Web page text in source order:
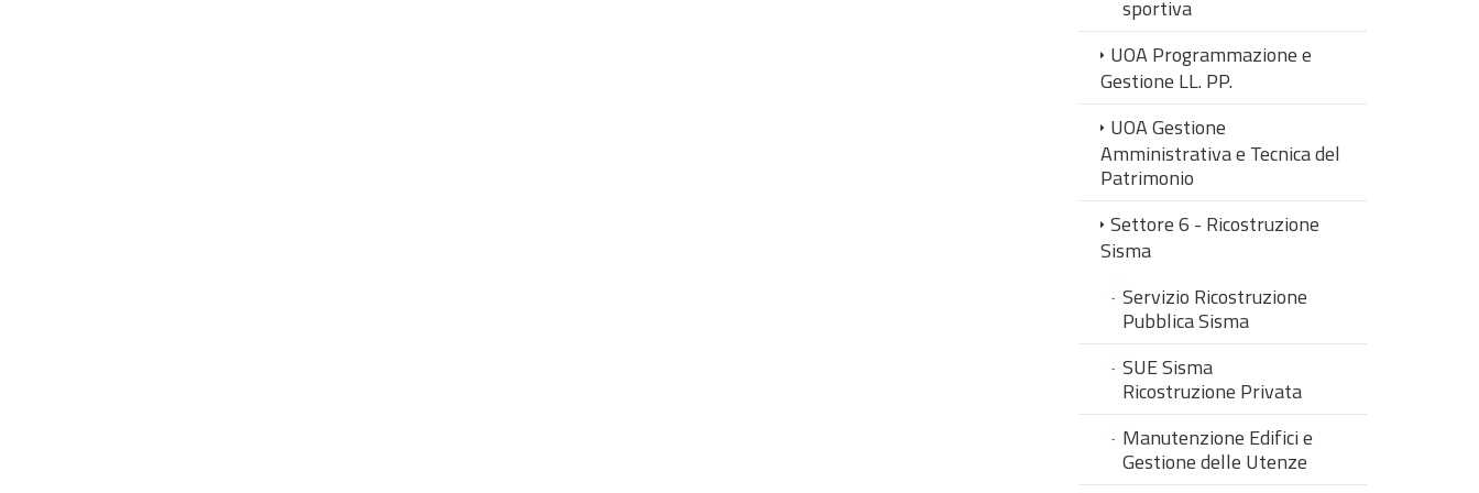
sportiva
UOA Programmazione e
Gestione LL. PP.
UOA Gestione
Amministrativa e Tecnica del
Patrimonio
Settore 6 - Ricostruzione
Sisma
Servizio Ricostruzione
Pubblica Sisma
SUE Sisma
Ricostruzione Privata
Manutenzione Edifici e
Gestione delle Utenze